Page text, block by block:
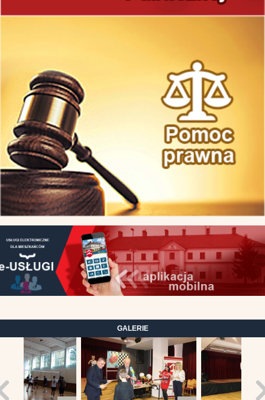
GALERIE